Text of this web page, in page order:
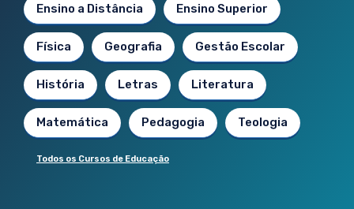
Ensino a Distância Ensino Superior
Física Geografia Gestão Escolar
História Letras Literatura
Matemática Pedagogia Teologia
Todos os Cursos de Educação